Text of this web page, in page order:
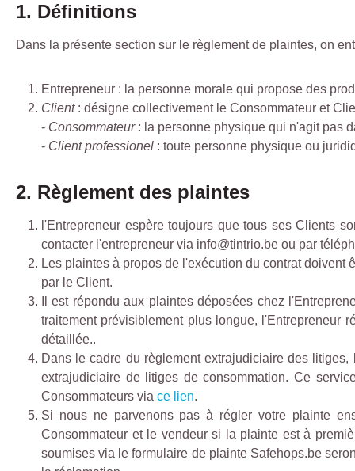
1. Définitions
Dans la présente section sur le règlement de plaintes, on
Entrepreneur : la personne morale qui propose des
Client : désigne collectivement le Consommateur et
- Consommateur : la personne physique qui n'agit pas
- Client professionel : toute personne physique ou
2. Règlement des plaintes
l'Entrepreneur espère toujours que tous ses Clients
contacter l'entrepreneur via info@tintrio.be ou par
Les plaintes à propos de l'exécution du contrat
par le Client.
Il est répondu aux plaintes déposées chez
traitement prévisiblement plus longue, l'Entrepreneur
détaillée..
Dans le cadre du règlement extrajudiciaire des
extrajudiciaire de litiges de consommation. Ce
Consommateurs via ce lien.
Si nous ne parvenons pas à régler votre plainte
Consommateur et le vendeur si la plainte est à
soumises via le formulaire de plainte Safehops.be